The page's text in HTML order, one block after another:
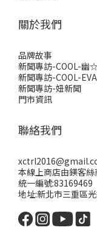
關於我們
品牌故事
新聞專訪-COOL-
新聞專訪-COOL-
新聞專訪-妞新聞
門市資訊
聯絡我們
本線上商店由鎂客
統一編號:83169469
地址:新北市三重區